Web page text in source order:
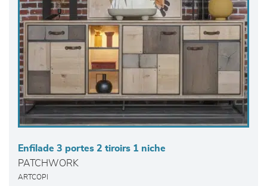
Enfilade 3 portes 2 tiroirs 1 niche
PATCHWORK
ARTCOPI